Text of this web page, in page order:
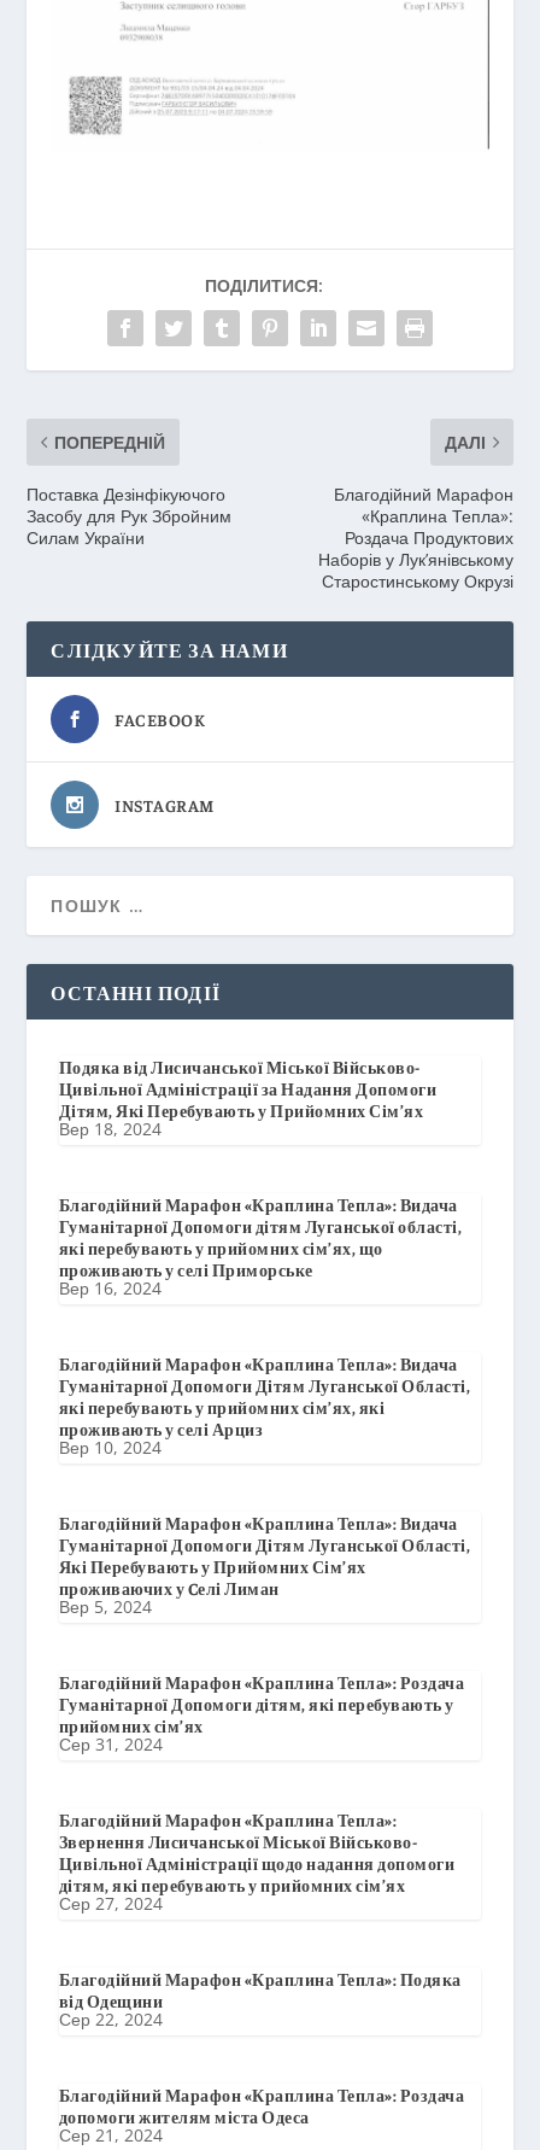
ПОДІЛИТИСЯ:
ПОПЕРЕДНІЙ
Поставка Дезінфікуючого
Засобу для Рук Збройним
Силам України
ДАЛІ
Благодійний Марафон
«Краплина Тепла»:
Роздача Продуктових
Наборів у Лук’янівському
Старостинському Окрузі
СЛІДКУЙТЕ ЗА НАМИ
FACEBOOK
INSTAGRAM
ОСТАННІ ПОДІЇ
Подяка від Лисичанської Міської Військово-
Цивільної Адміністрації за Надання Допомоги
Дітям, Які Перебувають у Прийомних Сім’ях
Вер 18, 2024
Благодійний Марафон «Краплина Тепла»: Видача
Гуманітарної Допомоги дітям Луганської області,
які перебувають у прийомних сім’ях, що
проживають у селі Приморське
Вер 16, 2024
Благодійний Марафон «Краплина Тепла»: Видача
Гуманітарної Допомоги Дітям Луганської Області,
які перебувають у прийомних сім’ях, які
проживають у селі Арциз
Вер 10, 2024
Благодійний Марафон «Краплина Тепла»: Видача
Гуманітарної Допомоги Дітям Луганської Області,
Які Перебувають у Прийомних Сім’ях
проживаючих у Cелі Лиман
Вер 5, 2024
Благодійний Марафон «Краплина Тепла»: Роздача
Гуманітарної Допомоги дітям, які перебувають у
прийомних сім’ях
Сер 31, 2024
Благодійний Марафон «Краплина Тепла»:
Звернення Лисичанської Міської Військово-
Цивільної Адміністрації щодо надання допомоги
дітям, які перебувають у прийомних сім’ях
Сер 27, 2024
Благодійний Марафон «Краплина Тепла»: Подяка
від Одещини
Сер 22, 2024
Благодійний Марафон «Краплина Тепла»: Роздача
допомоги жителям міста Одеса
Сер 21, 2024